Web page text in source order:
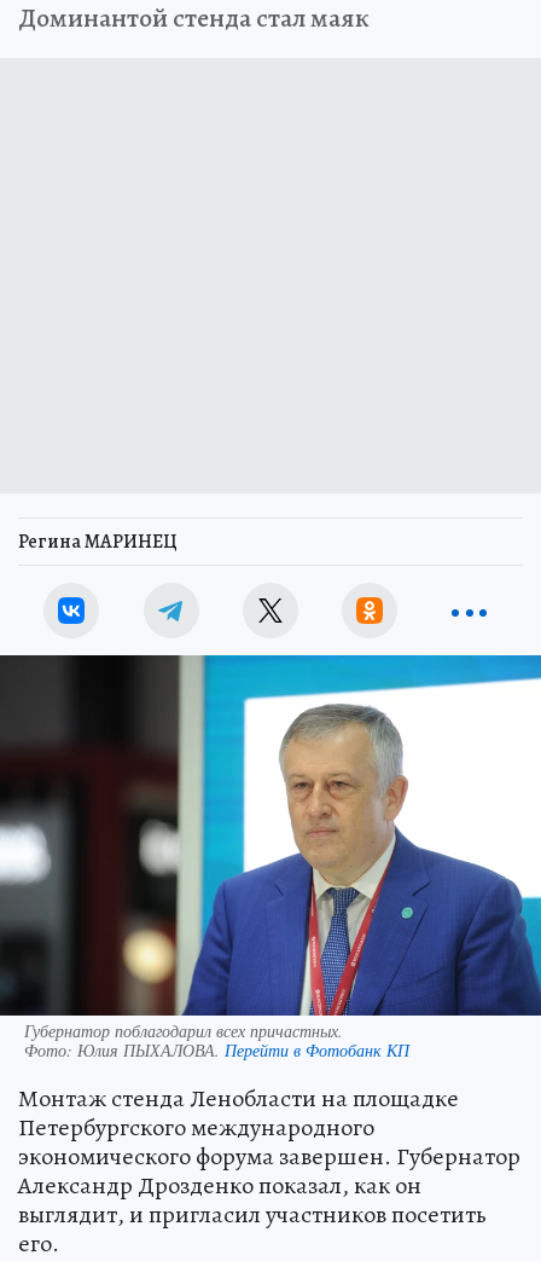
Доминантой стенда стал маяк
Регина МАРИНЕЦ
Губернатор поблагодарил всех причастных.
Фото: Юлия ПЫХАЛОВА. Перейти в Фотобанк КП
Монтаж стенда Ленобласти на площадке
Петербургского международного
экономического форума завершен. Губернатор
Александр Дрозденко показал, как он
выглядит, и пригласил участников посетить
его.